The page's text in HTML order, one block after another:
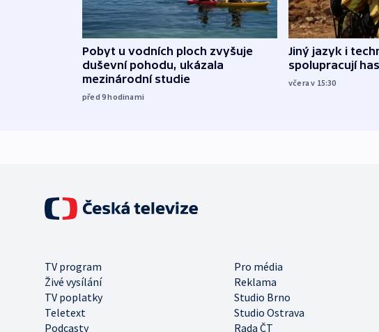
Pobyt u vodních ploch zvyšuje
duševní pohodu, ukázala
mezinárodní studie
před 9hodinami
Jiný jazyk i
spolupracují
včera v 15:30
TV program
Pro média
Živé vysílání
Reklama
TV poplatky
Studio Brno
Teletext
Studio Ostrava
Podcasty
Rada ČT